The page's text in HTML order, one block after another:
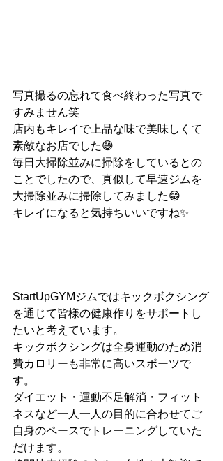
写真撮るの忘れて食べ終わった写真で
すみません笑
店内もキレイで上品な味で美味しくて
素敵なお店でした😄
毎日大掃除並みに掃除をしているとの
ことでしたので、真似して早速ジムを
大掃除並みに掃除してみました😁
キレイになると気持ちいいですね✨
StartUpGYMジムではキックボクシング
を通じて皆様の健康作りをサポートし
たいと考えています。
キックボクシングは全身運動のため消
費カロリーも非常に高いスポーツで
す。
ダイエット・運動不足解消・フィット
ネスなど一人一人の目的に合わせてご
自身のペースでトレーニングしていた
だけます。